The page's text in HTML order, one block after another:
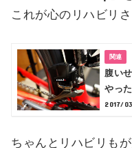
これが心のリハビリ
腹い
やった
2017/
ちゃんとリハビリもが